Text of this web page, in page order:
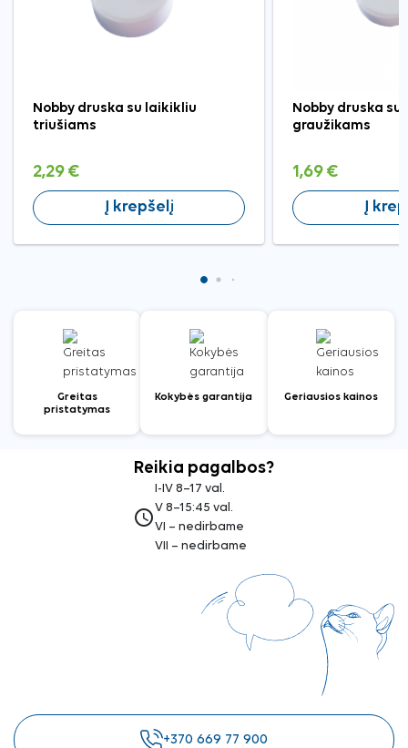
Nobby druska su laikikliu
triušiams
2,29 €
Į krepšelį
Nobby druska su
graužikams
1,69 €
Į
Greitas
pristatymas
Kokybės garantija Geriausios kainos
Reikia pagalbos?
access_time
I-IV 8–17 val.
V 8–15:45 val.
VI – nedirbame
VII – nedirbame
+370 669 77 900